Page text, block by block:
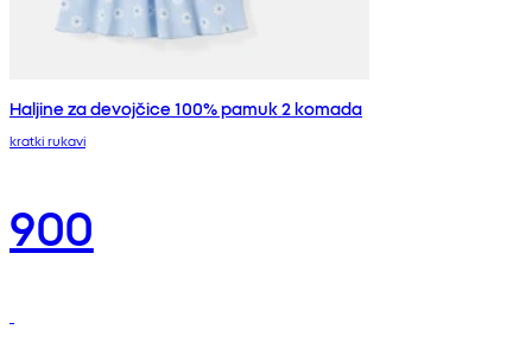
Haljine za devojčice 100% pamuk 2 komada
kratki rukavi
900